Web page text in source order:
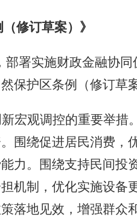
修订草案）》
署实施财政金融协同
保护区条例（修订草
宏观调控的重要举措
围绕促进居民消费，
力。围绕支持民间投
机制，优化实施设备
落地见效，增强群众